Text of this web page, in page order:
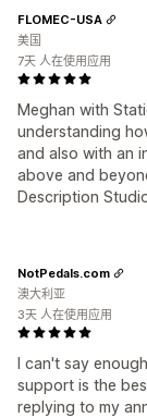
Meghan with
understanding
and also with an
above and
Description
FLOMEC-USA
美国
7天 人在使用应用
I can't say
support is the
replying to my
NotPedals.com
澳大利亚
3天 人在使用应用